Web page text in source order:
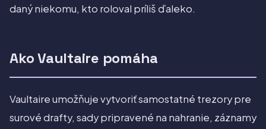
daný niekomu, kto roloval príliš ďaleko.
Ako Vaultaire pomáha
Vaultaire umožňuje vytvoriť samostatné trezory pre
surové drafty, sady pripravené na nahranie, záznamy